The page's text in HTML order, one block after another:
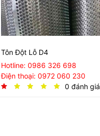
Tôn Đột Lỗ D4
Hotline: 0986 326 698
Điện thoại: 0972 060 230
0 đánh giá